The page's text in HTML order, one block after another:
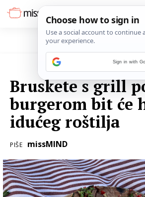
Bruskete s grill
burgerom bit će
idućeg roštilja
PIŠE missMIND
Sign in with